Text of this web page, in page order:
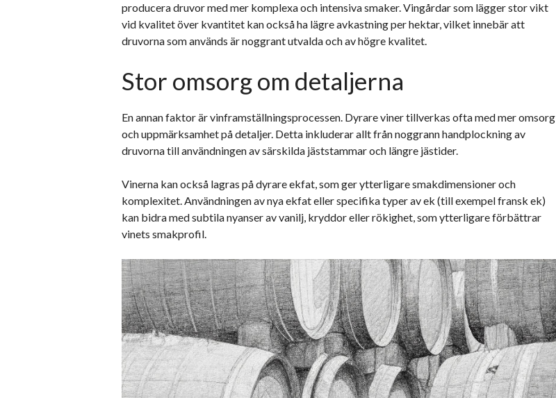
producera druvor med mer komplexa och intensiva smaker. Vingårdar som lägger stor vikt
vid kvalitet över kvantitet kan också ha lägre avkastning per hektar, vilket innebär att
druvorna som används är noggrant utvalda och av högre kvalitet.
Stor omsorg om detaljerna
En annan faktor är vinframställningsprocessen. Dyrare viner tillverkas ofta med mer omsorg
och uppmärksamhet på detaljer. Detta inkluderar allt från noggrann handplockning av
druvorna till användningen av särskilda jäststammar och längre jästider.
Vinerna kan också lagras på dyrare ekfat, som ger ytterligare smakdimensioner och
komplexitet. Användningen av nya ekfat eller specifika typer av ek (till exempel fransk ek)
kan bidra med subtila nyanser av vanilj, kryddor eller rökighet, som ytterligare förbättrar
vinets smakprofil.